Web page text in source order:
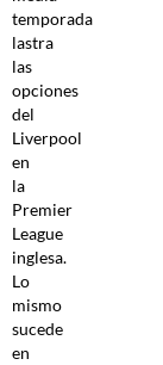
temporada
lastra
las
opciones
del
Liverpool
en
la
Premier
League
inglesa.
Lo
mismo
sucede
en